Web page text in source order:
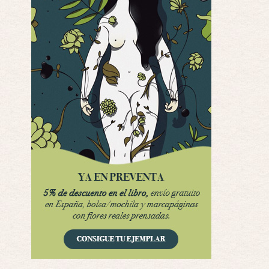
Por encima de tu cadáver
Por: Luar
Interesante cuando avanza, le falta algo d …
Possession
Se llama la posesión en castellano, está …
Obsession
Por: Mariano
Obsession
Por: Chica Stark
Possession